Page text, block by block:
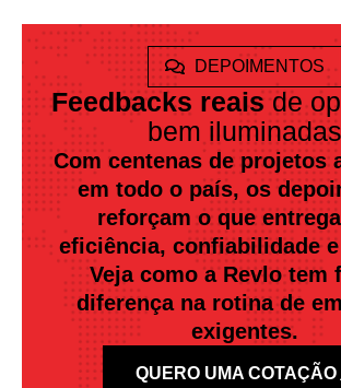
DEPOIMENTOS
Feedbacks reaisde
bem iluminadas
Com centenas de projetos
em todo o país, os
reforçam o que
eficiência, confiabilidade
Veja como a Revlo tem
diferença na rotina de
exigentes.
QUERO UMA COTAÇÃO